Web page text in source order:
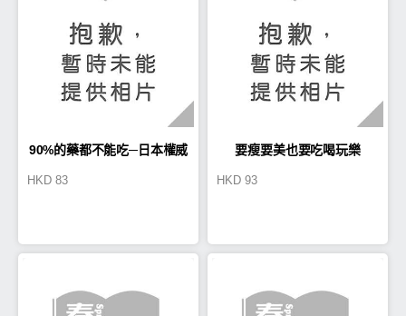
90%的藥都不能吃─日本權威
HKD 83
要瘦要美也要吃喝玩樂
HKD 93